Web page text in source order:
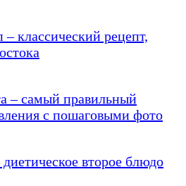
классический рецепт,
– самый правильный
с пошаговыми фото
второе блюдо